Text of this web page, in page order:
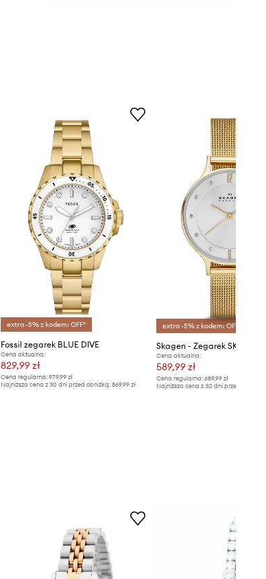
extra -5% z kodem: OFF*
Fossil zegarek BLUE DIVE
Cena aktualna:
829,99 zł
Cena regularna:979,99 zł
Najniższa cena z 30 dni przed obniżką:869,99 zł
extra -5% z kodem: OFF*
Skagen - Zegarek SKW2150
Cena aktualna:
589,99 zł
Cena regularna: 689,99 zł
Najniższa cena z 30 dni przed obniżką: